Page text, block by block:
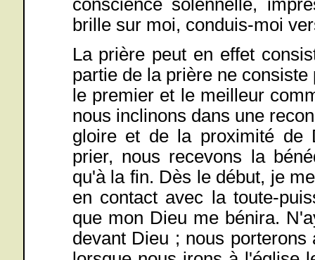
conscience solennelle,
brille sur moi, conduis-moi
La prière peut en effet
partie de la prière ne
le premier et le meilleur
nous inclinons dans une
gloire et de la proximité de
prier, nous recevons la
qu'à la fin. Dès le début, je
en contact avec la toute-
que mon Dieu me bénira.
devant Dieu ; nous